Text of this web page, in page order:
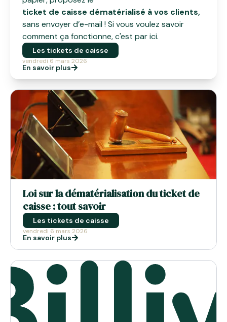
ticket de caisse dématérialisé à vos clients,
sans envoyer d’e-mail ! Si vous voulez savoir
comment ça fonctionne, c'est par ici.
Les tickets de caisse
vendredi 6 mars 2026
En savoir plus
Loi sur la dématérialisation du ticket de
caisse : tout savoir
Les tickets de caisse
vendredi 6 mars 2026
En savoir plus